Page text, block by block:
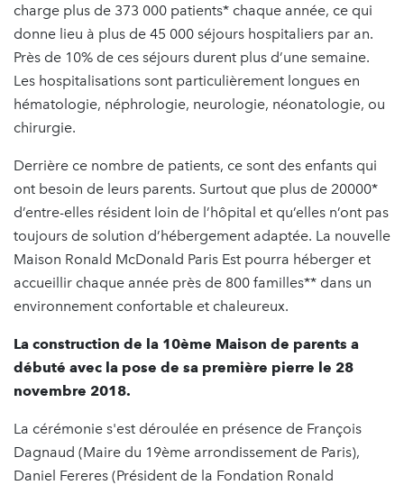
charge plus de 373 000 patients* chaque année, ce qui
donne lieu à plus de 45 000 séjours hospitaliers par an.
Près de 10% de ces séjours durent plus d’une semaine.
Les hospitalisations sont particulièrement longues en
hématologie, néphrologie, neurologie, néonatologie, ou
chirurgie.
Derrière ce nombre de patients, ce sont des enfants qui
ont besoin de leurs parents. Surtout que plus de 20000*
d’entre-elles résident loin de l’hôpital et qu’elles n’ont pas
toujours de solution d’hébergement adaptée. La nouvelle
Maison Ronald McDonald Paris Est pourra héberger et
accueillir chaque année près de 800 familles** dans un
environnement confortable et chaleureux.
La construction de la 10ème Maison de parents a
débuté avec la pose de sa première pierre le 28
novembre 2018.
La cérémonie s'est déroulée en présence de François
Dagnaud (Maire du 19ème arrondissement de Paris),
Daniel Fereres (Président de la Fondation Ronald